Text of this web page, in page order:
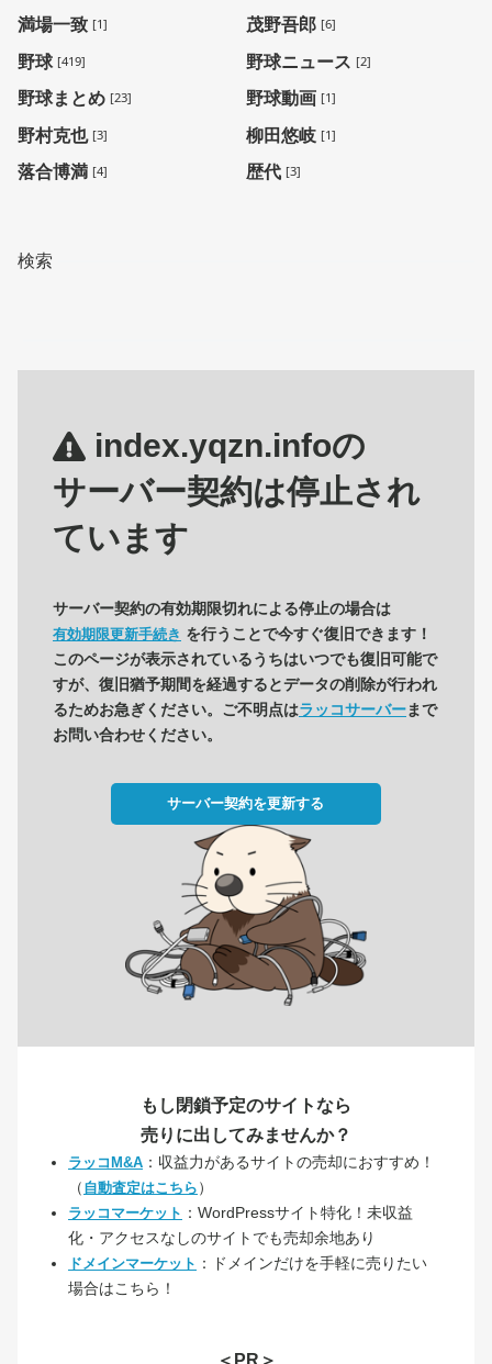
満場一致 [1] 茂野吾郎 [6]
野球 [419] 野球ニュース [2]
野球まとめ [23] 野球動画 [1]
野村克也 [3] 柳田悠岐 [1]
落合博満 [4] 歴代 [3]
検索